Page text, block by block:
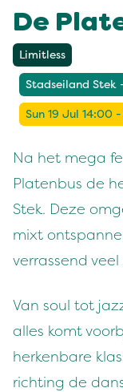
De
Limitless
Stadseiland Stek
Sun 19 Jul 14:00
Na het mega
Platenbus de
Stek. Deze
mixt
verrassend
Van soul tot
alles komt
herkenbare
richting de